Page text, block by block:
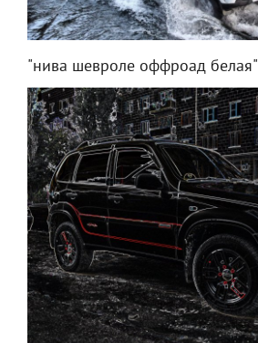
"нива шевроле оффроад белая"